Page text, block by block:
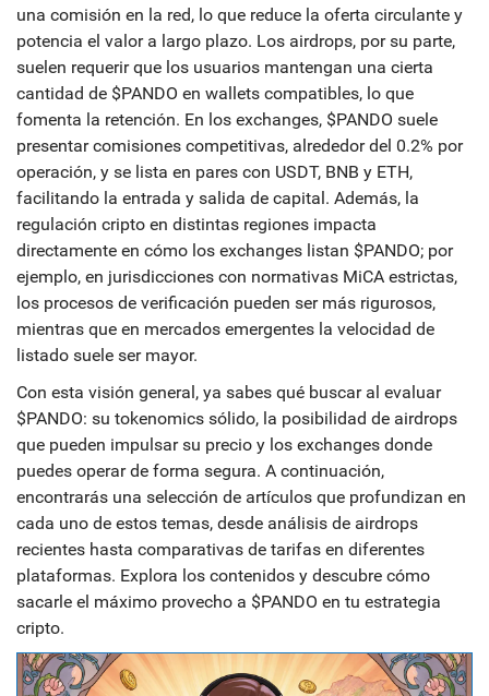
una comisión en la red, lo que reduce la oferta circulante y
potencia el valor a largo plazo. Los airdrops, por su parte,
suelen requerir que los usuarios mantengan una cierta
cantidad de $PANDO en wallets compatibles, lo que
fomenta la retención. En los exchanges, $PANDO suele
presentar comisiones competitivas, alrededor del 0.2% por
operación, y se lista en pares con USDT, BNB y ETH,
facilitando la entrada y salida de capital. Además, la
regulación cripto en distintas regiones impacta
directamente en cómo los exchanges listan $PANDO; por
ejemplo, en jurisdicciones con normativas MiCA estrictas,
los procesos de verificación pueden ser más rigurosos,
mientras que en mercados emergentes la velocidad de
listado suele ser mayor.
Con esta visión general, ya sabes qué buscar al evaluar
$PANDO: su tokenomics sólido, la posibilidad de airdrops
que pueden impulsar su precio y los exchanges donde
puedes operar de forma segura. A continuación,
encontrarás una selección de artículos que profundizan en
cada uno de estos temas, desde análisis de airdrops
recientes hasta comparativas de tarifas en diferentes
plataformas. Explora los contenidos y descubre cómo
sacarle el máximo provecho a $PANDO en tu estrategia
cripto.